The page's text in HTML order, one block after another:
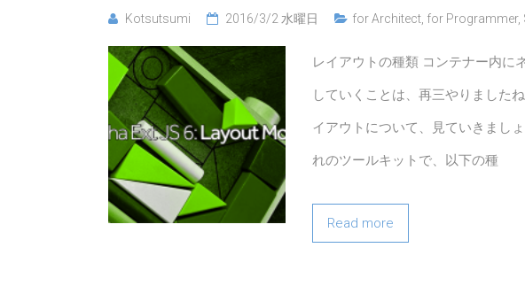
Kotsutsumi 2016/3/2 水曜日 for Architect, for Programmer,
レイアウトの種類 コンテナー内に
していくことは、再三やりました
イアウトについて、見ていきまし
れのツールキットで、以下の種
Read more